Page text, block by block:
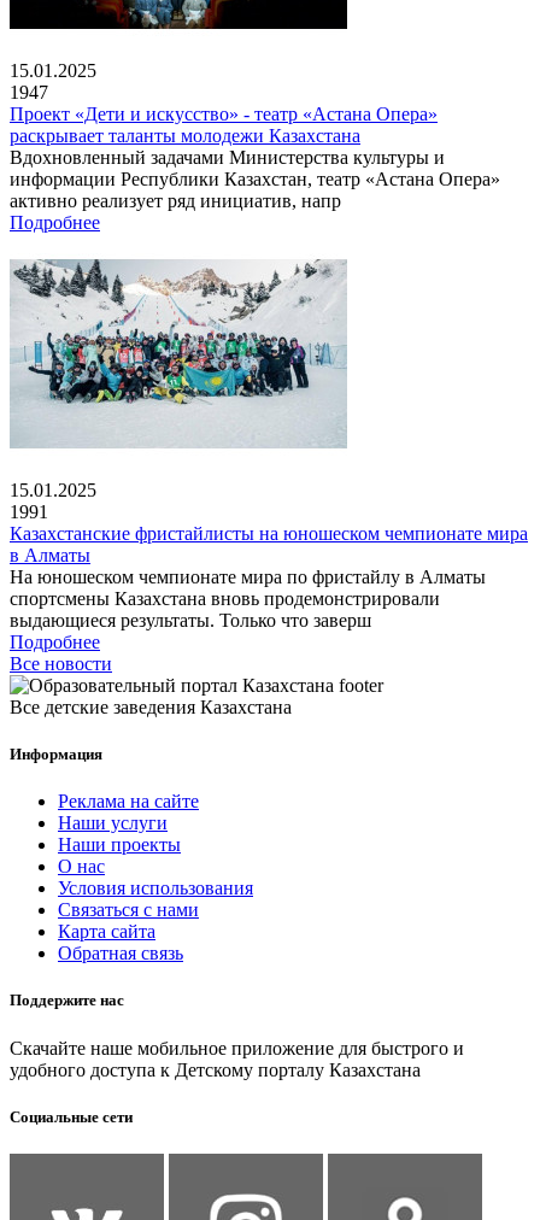
15.01.2025
1947
Проект «Дети и искусство» - театр «Астана Опера»
раскрывает таланты молодежи Казахстана
Вдохновленный задачами Министерства культуры и
информации Республики Казахстан, театр «Астана Опера»
активно реализует ряд инициатив, напр
Подробнее
15.01.2025
1991
Казахстанские фристайлисты на юношеском чемпионате мира
в Алматы
На юношеском чемпионате мира по фристайлу в Алматы
спортсмены Казахстана вновь продемонстрировали
выдающиеся результаты. Только что заверш
Подробнее
Все новости
Все детские заведения Казахстана
Информация
Реклама на сайте
Наши услуги
Наши проекты
О нас
Условия использования
Связаться с нами
Карта сайта
Обратная связь
Поддержите нас
Скачайте наше мобильное приложение для быстрого и
удобного доступа к Детскому порталу Казахстана
Социальные сети